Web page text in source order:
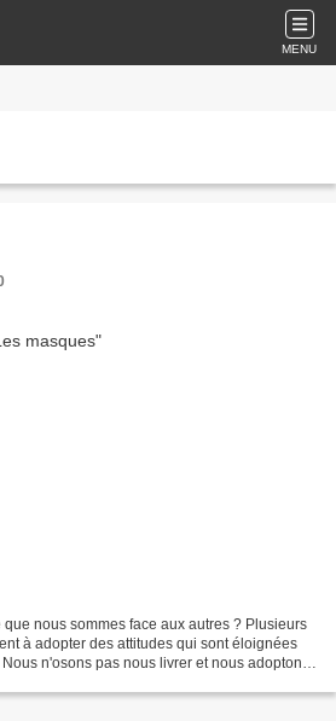
MENU
nous sommes face aux autres ? Plusieurs
à adopter des attitudes qui sont éloignées
n'osons pas nous livrer et nous adoptons